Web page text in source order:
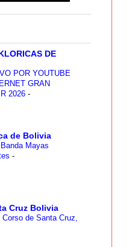
DE
POR YOUTUBE
GRAN
2026 -
de Bolivia
Mayas
-
Cruz Bolivia
de Santa Cruz,